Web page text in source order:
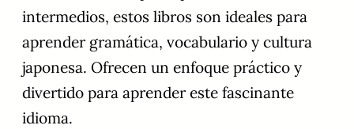
intermedios, estos libros son ideales para
aprender gramática, vocabulario y cultura
japonesa. Ofrecen un enfoque práctico y
divertido para aprender este fascinante
idioma.